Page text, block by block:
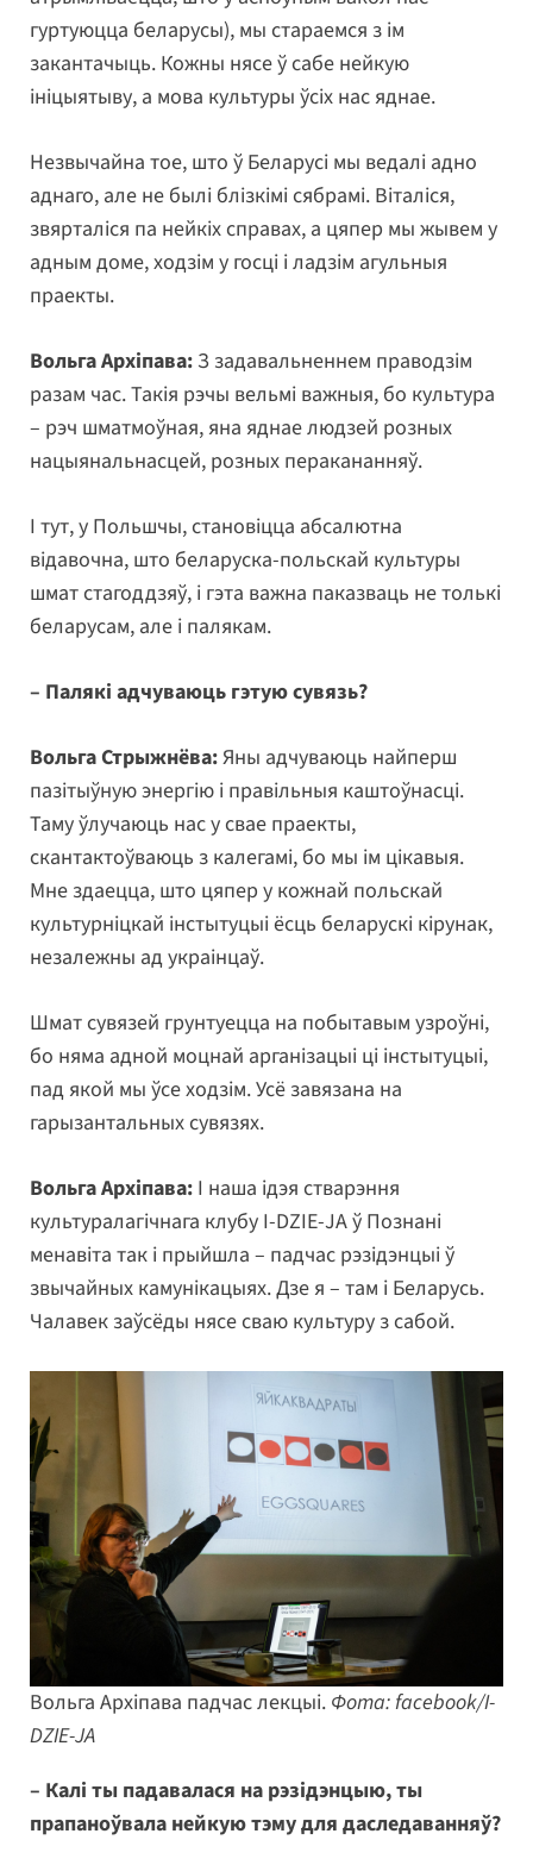
гуртуюцца беларусы), мы стараемся з ім
закантачыць. Кожны нясе ў сабе нейкую
ініцыятыву, а мова культуры ўсіх нас яднае.
Незвычайна тое, што ў Беларусі мы ведалі адно
аднаго, але не былі блізкімі сябрамі. Віталіся,
звярталіся па нейкіх справах, а цяпер мы жывем у
адным доме, ходзім у госці і ладзім агульныя
праекты.
Вольга Архіпава: З задавальненнем праводзім
разам час. Такія рэчы вельмі важныя, бо культура
– рэч шматмоўная, яна яднае людзей розных
нацыянальнасцей, розных перакананняў.
І тут, у Польшчы, становіцца абсалютна
відавочна, што беларуска-польскай культуры
шмат стагоддзяў, і гэта важна паказваць не толькі
беларусам, але і палякам.
– Палякі адчуваюць гэтую сувязь?
Вольга Стрыжнёва:Яны адчуваюць найперш
пазітыўную энергію і правільныя каштоўнасці.
Таму ўлучаюць нас у свае праекты,
скантактоўваюць з калегамі, бо мы ім цікавыя.
Мне здаецца, што цяпер у кожнай польскай
культурніцкай інстытуцыі ёсць беларускі кірунак,
незалежны ад украінцаў.
Шмат сувязей грунтуецца на побытавым узроўні,
бо няма адной моцнай арганізацыі ці інстытуцыі,
пад якой мы ўсе ходзім. Усё завязана на
гарызантальных сувязях.
Вольга Архіпава: І наша ідэя стварэння
культуралагічнага клубу I-DZIE-JA ў Познані
менавіта так і прыйшла – падчас рэзідэнцыі ў
звычайных камунікацыях. Дзе я – там і Беларусь.
Чалавек заўсёды нясе сваю культуру з сабой.
Вольга Архіпава падчас лекцыі. Фота: facebook/I-
DZIE-JA
– Калі ты падавалася на рэзідэнцыю, ты
прапаноўвала нейкую тэму для даследаванняў?